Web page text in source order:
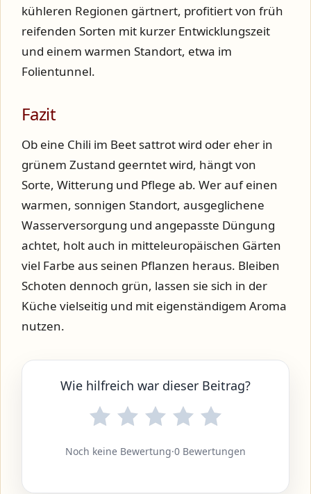
kühleren Regionen gärtnert, profitiert von früh
reifenden Sorten mit kurzer Entwicklungszeit
und einem warmen Standort, etwa im
Folientunnel.
Fazit
Ob eine Chili im Beet sattrot wird oder eher in
grünem Zustand geerntet wird, hängt von
Sorte, Witterung und Pflege ab. Wer auf einen
warmen, sonnigen Standort, ausgeglichene
Wasserversorgung und angepasste Düngung
achtet, holt auch in mitteleuropäischen Gärten
viel Farbe aus seinen Pflanzen heraus. Bleiben
Schoten dennoch grün, lassen sie sich in der
Küche vielseitig und mit eigenständigem Aroma
nutzen.
Wie hilfreich war dieser Beitrag?
Noch keine Bewertung·0 Bewertungen